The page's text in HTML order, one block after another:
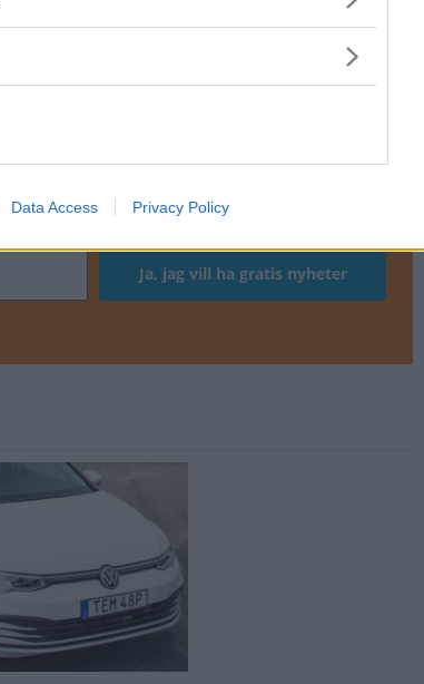
Data Access Privacy Policy